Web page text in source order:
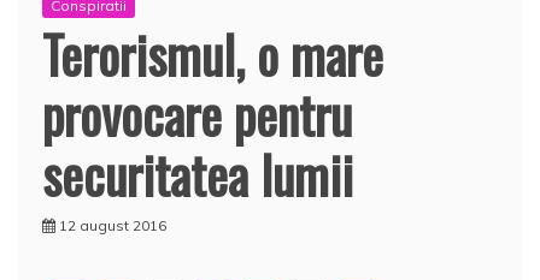
Conspiratii
Terorismul, o mare
provocare pentru
securitatea lumii
12 august 2016